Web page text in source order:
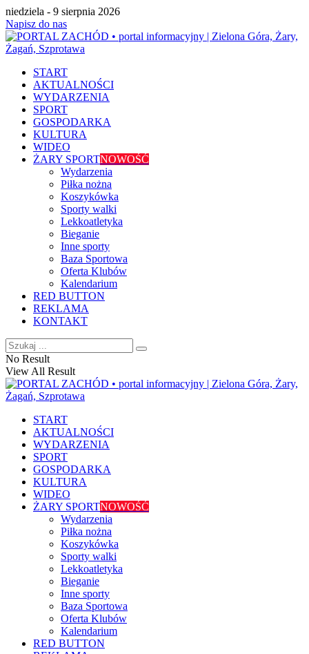
niedziela - 9 sierpnia 2026
Napisz do nas
START
AKTUALNOŚCI
WYDARZENIA
SPORT
GOSPODARKA
KULTURA
WIDEO
ŻARY SPORTNOWOŚĆ
Wydarzenia
Piłka nożna
Koszykówka
Sporty walki
Lekkoatletyka
Bieganie
Inne sporty
Baza Sportowa
Oferta Klubów
Kalendarium
RED BUTTON
REKLAMA
KONTAKT
No Result
View All Result
START
AKTUALNOŚCI
WYDARZENIA
SPORT
GOSPODARKA
KULTURA
WIDEO
ŻARY SPORTNOWOŚĆ
Wydarzenia
Piłka nożna
Koszykówka
Sporty walki
Lekkoatletyka
Bieganie
Inne sporty
Baza Sportowa
Oferta Klubów
Kalendarium
RED BUTTON